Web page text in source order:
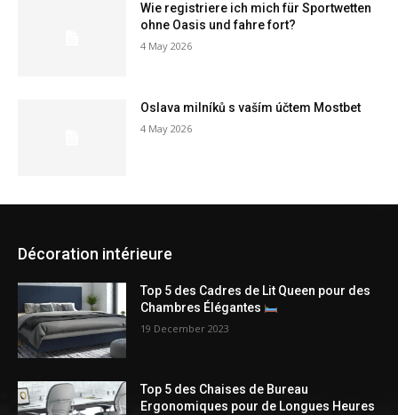
Wie registriere ich mich für Sportwetten
ohne Oasis und fahre fort?
4 May 2026
Oslava milníků s vaším účtem Mostbet
4 May 2026
Décoration intérieure
Top 5 des Cadres de Lit Queen pour des
Chambres Élégantes
19 December 2023
Top 5 des Chaises de Bureau
Ergonomiques pour de Longues Heures